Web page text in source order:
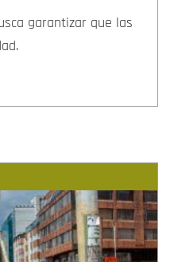
garantizar que las